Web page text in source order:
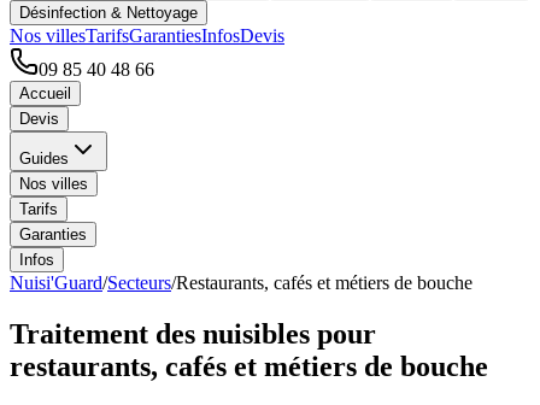
Désinfection & Nettoyage
Nos villesTarifsGarantiesInfosDevis
09 85 40 48 66
Accueil
Devis
Guides
Nos villes
Tarifs
Garanties
Infos
Nuisi'Guard/Secteurs/Restaurants, cafés et métiers de bouche
Traitement des nuisibles pour
restaurants, cafés et métiers de bouche